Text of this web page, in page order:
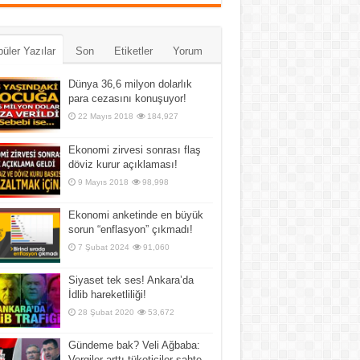
Yazılar Son Etiketler Yorum
Dünya 36,6 milyon dolarlık
para cezasını konuşuyor!
22 Mayıs 2018 184,927
Ekonomi zirvesi sonrası flaş
döviz kurur açıklaması!
9 Mayıs 2018 98,998
Ekonomi anketinde en büyük
sorun “enflasyon” çıkmadı!
7 Şubat 2024 91,060
Siyaset tek ses! Ankara’da
İdlib hareketliliği!
28 Şubat 2020 53,672
Gündeme bak? Veli Ağbaba: